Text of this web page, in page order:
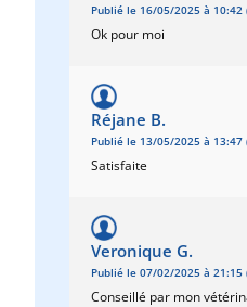
Publié le 16/05/2025 à 10:42
Ok pour moi
Réjane B.
Publié le 13/05/2025 à 13:47
Satisfaite
Veronique G.
Publié le 07/02/2025 à 21:15
Conseillé par mon